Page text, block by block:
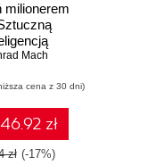
milionerem
Mach
cena z 30 dni)
46.92 zł
zł (-17%)